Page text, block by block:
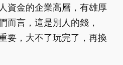
資金的企業高層，有雄厚
而言，這是別人的錢，
要，大不了玩完了，再換